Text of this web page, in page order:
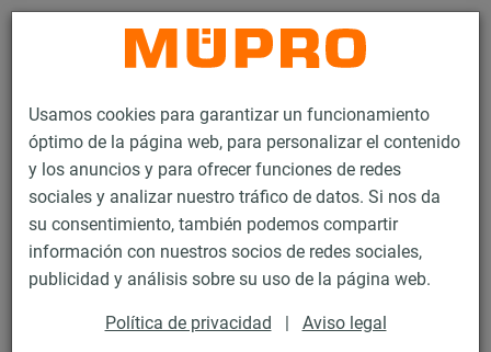
Usamos cookies para garantizar un funcionamiento
óptimo de la página web, para personalizar el contenido
y los anuncios y para ofrecer funciones de redes
sociales y analizar nuestro tráfico de datos. Si nos da
su consentimiento, también podemos compartir
información con nuestros socios de redes sociales,
publicidad y análisis sobre su uso de la página web.
Política de privacidad | Aviso legal
Productos Tecnología de soportación Abrazaderas Abrazaderas
9 / 44